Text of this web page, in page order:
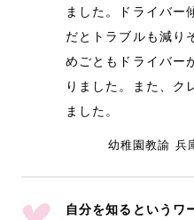
ました。ドライバー
だとトラブルも減り
めごともドライバー
りました。また、ク
ました。
幼稚園教諭 兵
自分を知るというワ